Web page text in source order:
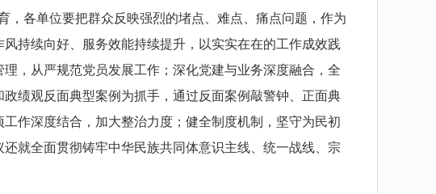
，各单位要把群众反映强烈的堵点、难点、痛点问题，作为
持续向好、服务效能持续提升，以实实在在的工作成效践
，从严规范党员发展工作；深化党建与业务深度融合，全
绩观反面典型案例为抓手，通过反面案例敲警钟、正面典
作深度结合，加大整治力度；健全制度机制，坚守为民初
就全面贯彻铸牢中华民族共同体意识主线、统一战线、宗